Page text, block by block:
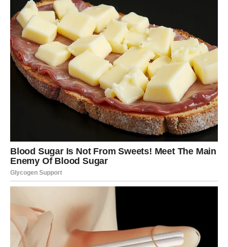
pravcu.
Najzanimljivije je to što će ovaj susret delovati sasvim
slučajno. Međutim, kasnije ćete shvatiti da ništa nije bilo
slučajno.
Dolazi vreme velikih odluka
Sudbina će od vas tražiti hrabrost. Biće potrebno da
donesete odluku koja će odrediti naredne godine vašeg
života.
Neki Bikovi razmišljaće o preseljenju, promeni posla ili
ulasku u ozbiljnu vezu. Iako će postojati strah od
nepoznatog, zvezde poručuju da ne treba da bežite od
promena.
PORODIČNI ODNOSI POSTAJU